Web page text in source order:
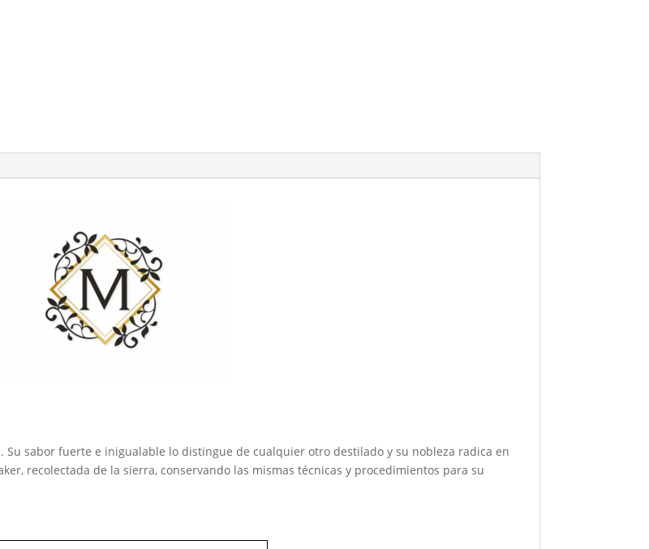
sabor fuerte e inigualable lo distingue de cualquier otro destilado y su nobleza radica en
recolectada de la sierra, conservando las mismas técnicas y procedimientos para su